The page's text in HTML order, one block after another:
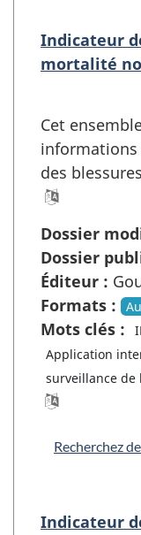
Indicateur
mortalité
Cet
des
Dossier
Dossier
Éditeur :
Formats :
Mots clés :
Application
surveillance de
Recherchez
Indicateur